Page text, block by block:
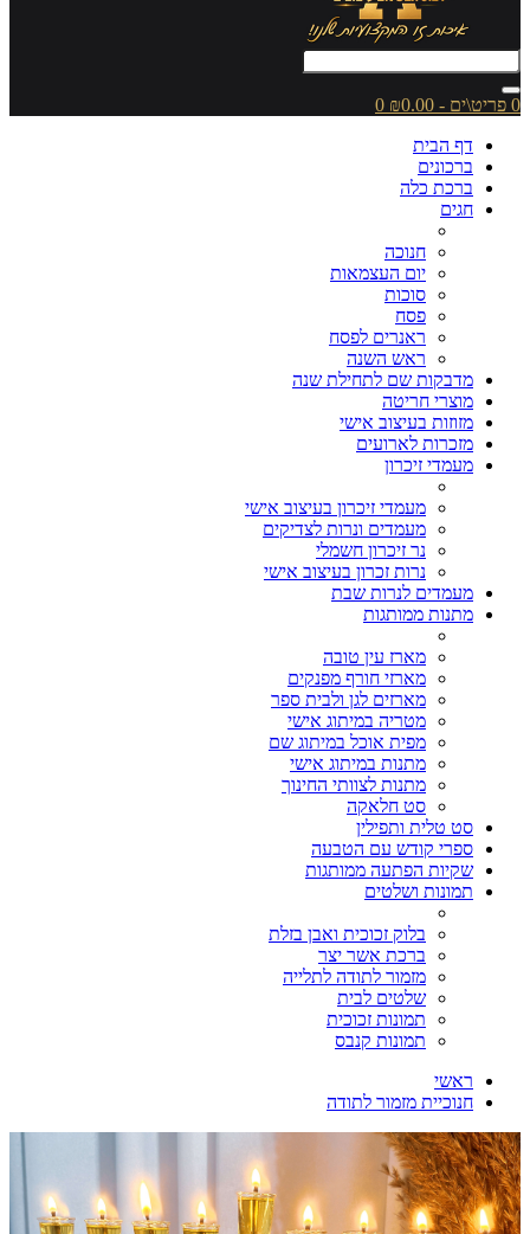
0 פריט\ים - ₪0.00
0
דף הבית
ברכונים
ברכת כלה
חגים
חנוכה
יום העצמאות
סוכות
פסח
ראנרים לפסח
ראש השנה
מדבקות שם לתחילת שנה
מוצרי חריטה
מזוזות בעיצוב אישי
מזכרות לארועים
מעמדי זיכרון
מעמדי זיכרון בעיצוב אישי
מעמדים ונרות לצדיקים
נר זיכרון חשמלי
נרות זכרון בעיצוב אישי
מעמדים לנרות שבת
מתנות ממותגות
מארז עין טובה
מארזי חורף מפנקים
מארזים לגן ולבית ספר
מטריה במיתוג אישי
מפית אוכל במיתוג שם
מתנות במיתוג אישי
מתנות לצוותי החינוך
סט חלאקה
סט טלית ותפילין
ספרי קודש עם הטבעה
שקיות הפתעה ממותגות
תמונות ושלטים
בלוק זכוכית ואבן בזלת
ברכת אשר יצר
מזמור לתודה לתלייה
שלטים לבית
תמונות זכוכית
תמונות קנבס
ראשי
חנוכיית מזמור לתודה